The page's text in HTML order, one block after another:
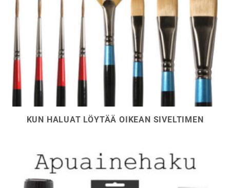
KUN HALUAT LÖYTÄÄ OIKEAN SIVELTIMEN